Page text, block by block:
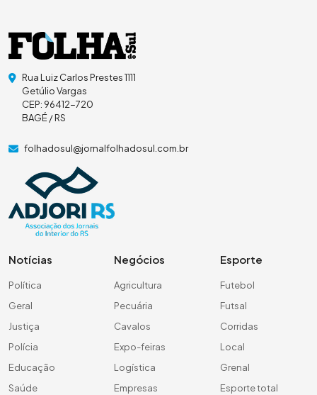
Rua Luiz Carlos Prestes 1111
Getúlio Vargas
CEP: 96412-720
BAGÉ / RS
folhadosul@jornalfolhadosul.com.br
Notícias
Política
Geral
Justiça
Polícia
Educação
Saúde
Negócios
Agricultura
Pecuária
Cavalos
Expo-feiras
Logística
Empresas
Esporte
Futebol
Futsal
Corridas
Local
Grenal
Esporte total